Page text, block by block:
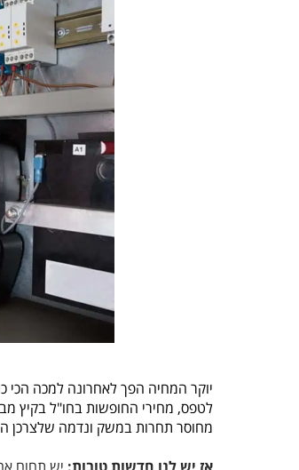
יוקר המחיה הפך לאחרונה למכה
לטפס, מחירי החופשות בחו"ל בקיץ
מחוסר תחרות במשק ונדמה שלצרכן